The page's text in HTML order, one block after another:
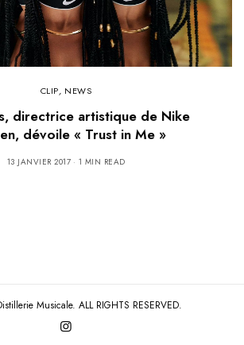
CLIP, NEWS
directrice artistique de Nike
dévoile « Trust in Me »
13 JANVIER 2017 1 MIN READ
Musicale. ALL RIGHTS RESERVED.